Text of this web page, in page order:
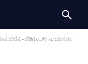
ಬಿಜೆಪಿ-ಜೆಡಿ(ಎಸ್) ನಾಯಕರು;